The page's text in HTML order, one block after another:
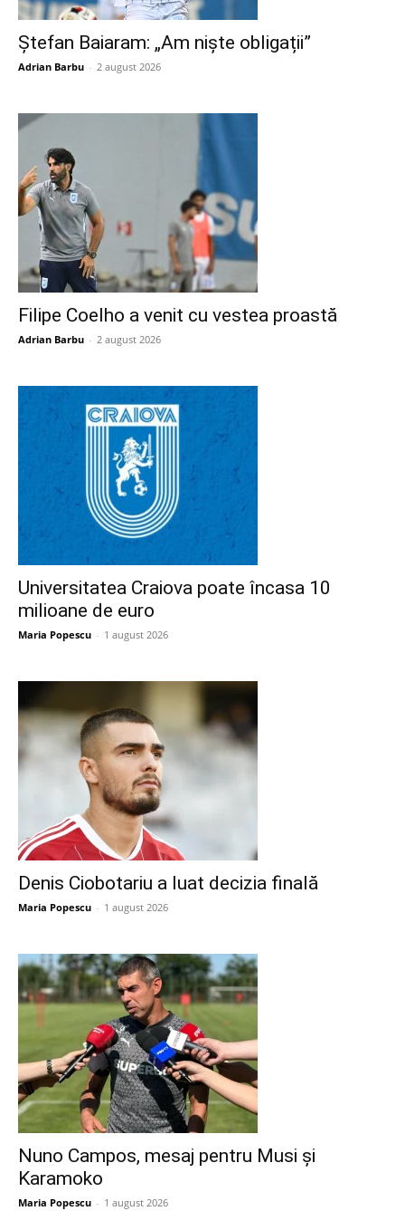
Ștefan Baiaram: „Am niște obligații”
Adrian Barbu - 2 august 2026
Filipe Coelho a venit cu vestea proastă
Adrian Barbu - 2 august 2026
Universitatea Craiova poate încasa 10
milioane de euro
Maria Popescu - 1 august 2026
Denis Ciobotariu a luat decizia finală
Maria Popescu - 1 august 2026
Nuno Campos, mesaj pentru Musi și
Karamoko
Maria Popescu - 1 august 2026